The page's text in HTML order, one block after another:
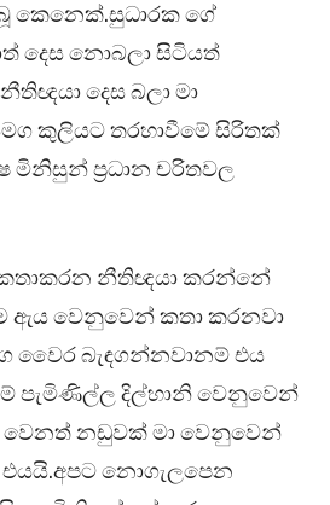
කෙනෙක්.සුධාරක ගේ
දෙස නොබලා සිටියත්
දෙස බලා මා
කුලියට තරහාවීමේ සිරිතක්
මිනිසුන් ප්‍රධාන චරිතවල
නීතිඥයා කරන්නේ
ඇය වෙනුවෙන් කතා කරනවා
වෛර බැඳගන්නවානම් එය
පැමිණිල්ල දිල්හානි වෙනුවෙන්
නඩුවක් මා වෙනුවෙන්
එයයි.අපට නොගැලපෙන